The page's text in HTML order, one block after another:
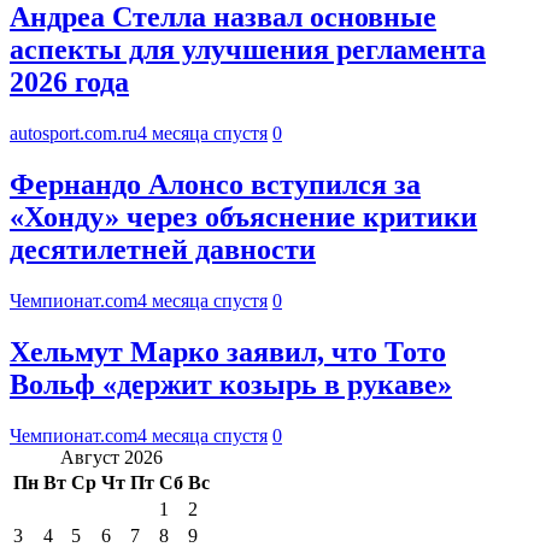
Андреа Стелла назвал основные
аспекты для улучшения регламента
2026 года
autosport.com.ru4 месяца спустя 0
Фернандо Алонсо вступился за
«Хонду» через объяснение критики
десятилетней давности
Чемпионат.com4 месяца спустя 0
Хельмут Марко заявил, что Тото
Вольф «держит козырь в рукаве»
Чемпионат.com4 месяца спустя 0
Август 2026
Пн Вт Ср Чт Пт Сб Вс
1
2
3
4 5 6 7 8
9